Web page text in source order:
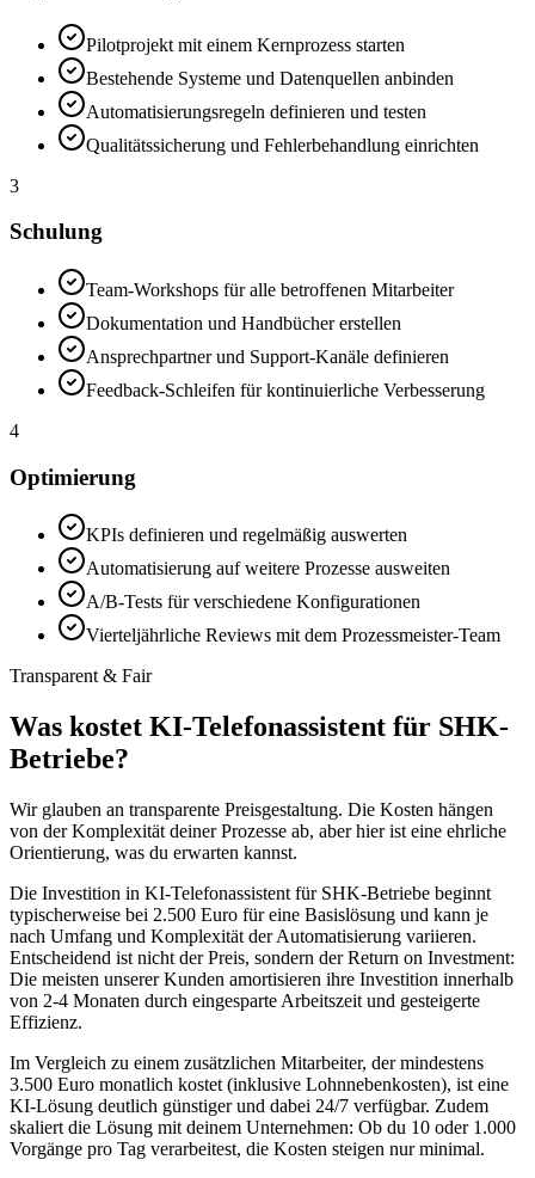
Pilotprojekt mit einem Kernprozess starten
Bestehende Systeme und Datenquellen anbinden
Automatisierungsregeln definieren und testen
Qualitätssicherung und Fehlerbehandlung einrichten
3
Schulung
Team-Workshops für alle betroffenen Mitarbeiter
Dokumentation und Handbücher erstellen
Ansprechpartner und Support-Kanäle definieren
Feedback-Schleifen für kontinuierliche Verbesserung
4
Optimierung
KPIs definieren und regelmäßig auswerten
Automatisierung auf weitere Prozesse ausweiten
A/B-Tests für verschiedene Konfigurationen
Vierteljährliche Reviews mit dem Prozessmeister-Team
Transparent & Fair
Was kostet KI-Telefonassistent für SHK-
Betriebe?
Wir glauben an transparente Preisgestaltung. Die Kosten hängen
von der Komplexität deiner Prozesse ab, aber hier ist eine ehrliche
Orientierung, was du erwarten kannst.
Die Investition in KI-Telefonassistent für SHK-Betriebe beginnt
typischerweise bei 2.500 Euro für eine Basislösung und kann je
nach Umfang und Komplexität der Automatisierung variieren.
Entscheidend ist nicht der Preis, sondern der Return on Investment:
Die meisten unserer Kunden amortisieren ihre Investition innerhalb
von 2-4 Monaten durch eingesparte Arbeitszeit und gesteigerte
Effizienz.
Im Vergleich zu einem zusätzlichen Mitarbeiter, der mindestens
3.500 Euro monatlich kostet (inklusive Lohnnebenkosten), ist eine
KI-Lösung deutlich günstiger und dabei 24/7 verfügbar. Zudem
skaliert die Lösung mit deinem Unternehmen: Ob du 10 oder 1.000
Vorgänge pro Tag verarbeitest, die Kosten steigen nur minimal.